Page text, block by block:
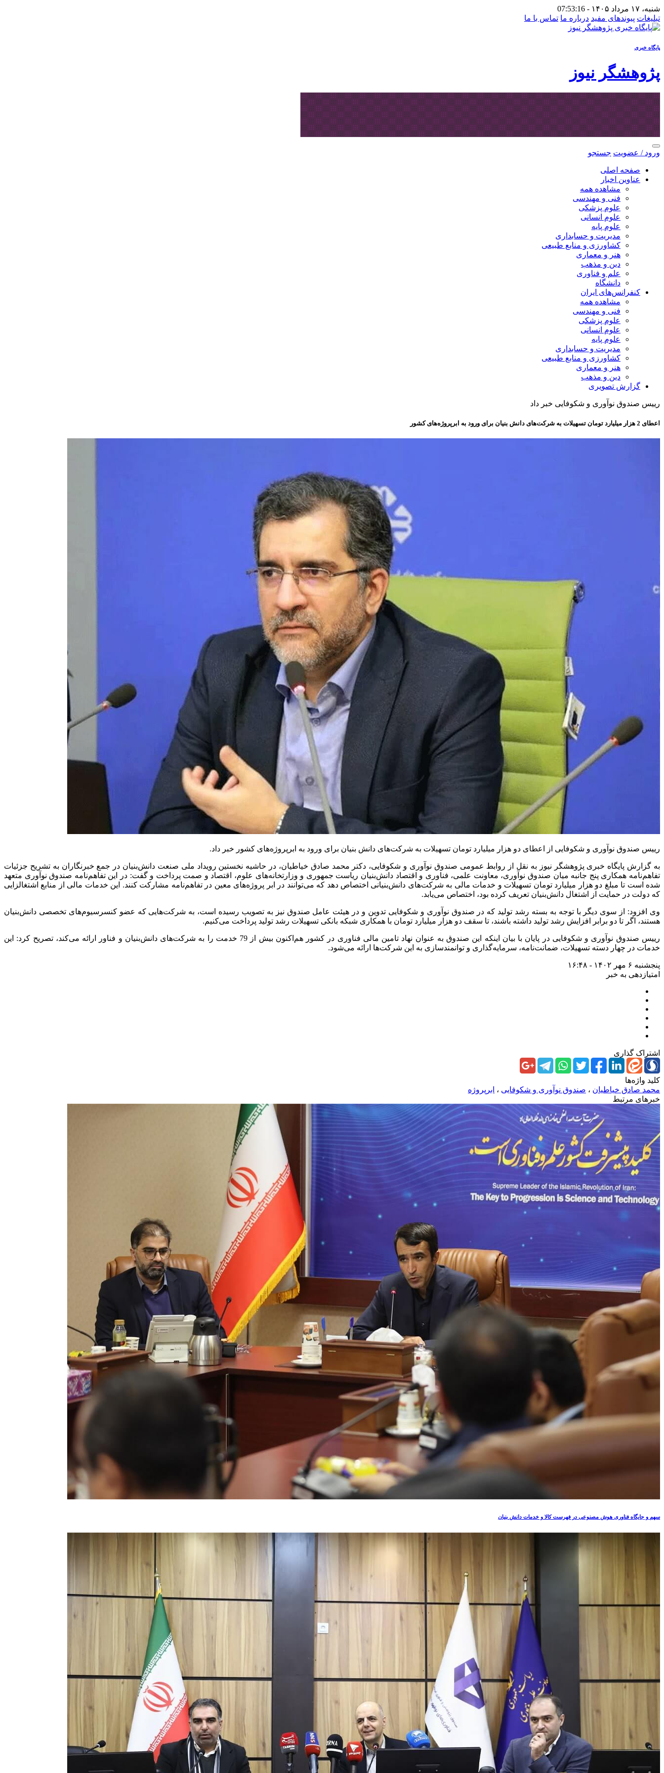
شنبه، ۱۷ مرداد ۱۴۰۵ -
07:53:16
تبلیغات پیوندهای مفید درباره ما تماس با ما
پایگاه خبری
پژوهشگر نیوز
ورود / عضویت جستجو
صفحه اصلی
عناوین اخبار
مشاهده همه
فنی و مهندسی
علوم پزشکی
علوم انسانی
علوم پایه
مدیریت و حسابداری
کشاورزی و منابع طبیعی
هنر و معماری
دین و مذهب
علم و فناوری
دانشگاه
کنفرانس‌های ایران
مشاهده همه
فنی و مهندسی
علوم پزشکی
علوم انسانی
علوم پایه
مدیریت و حسابداری
کشاورزی و منابع طبیعی
هنر و معماری
دین و مذهب
گزارش تصویری
رییس صندوق نوآوری و شکوفایی خبر داد
اعطای 2 هزار میلیارد تومان تسهیلات به شرکت‌های دانش بنیان برای ورود به ابرپروژه‌های کشور
رییس صندوق نوآوری و شکوفایی از اعطای دو هزار میلیارد تومان تسهیلات به شرکت‌های دانش بنیان برای ورود به ابرپروژه‌های کشور خبر داد.
به گزارش پایگاه خبری پژوهشگر نیوز به نقل از روابط عمومی صندوق نوآوری و شکوفایی، دکتر محمد صادق خیاطیان، در حاشیه نخستین رویداد ملی صنعت دانش‌بنیان در جمع خبرنگاران به تشریح جزئیات
تفاهم‌نامه همکاری پنج جانبه میان صندوق نوآوری، معاونت علمی، فناوری و اقتصاد دانش‌بنیان ریاست جمهوری و وزارتخانه‌های علوم، اقتصاد و صمت پرداخت و گفت: در این تفاهم‌نامه صندوق نوآوری متعهد
شده است تا مبلغ دو هزار میلیارد تومان تسهیلات و خدمات مالی به شرکت‌های دانش‌بنیانی اختصاص دهد که می‌توانند در ابر پروژه‌های معین در تفاهم‌نامه مشارکت کنند. این خدمات مالی از منابع اشتغالزایی
که دولت در حمایت از اشتغال دانش‌بنیان تعریف کرده بود، اختصاص می‌یابد.
وی افزود: از سوی دیگر با توجه به بسته رشد تولید که در صندوق نوآوری و شکوفایی تدوین و در هیئت عامل صندوق نیز به تصویب رسیده است، به شرکت‌هایی که عضو کنسرسیوم‌های تخصصی دانش‌بنیان
هستند، اگر تا دو برابر افزایش رشد تولید داشته باشند، تا سقف دو هزار میلیارد تومان با همکاری شبکه بانکی تسهیلات رشد تولید پرداخت می‌کنیم.
رییس صندوق نوآوری و شکوفایی در پایان با بیان اینکه این صندوق به عنوان نهاد تامین مالی فناوری در کشور هم‌اکنون بیش از 79 خدمت را به شرکت‌های دانش‌بنیان و فناور ارائه می‌کند، تصریح کرد: این
خدمات در چهار دسته تسهیلات، ضمانت‌نامه، سرمایه‌گذاری و توانمندسازی به این شرکت‌ها ارائه می‌شود.
پنجشنبه ۶ مهر ۱۴۰۲ - ۱۶:۴۸
امتیازدهی به خبر
اشتراک گذاری
کلید واژه‌ها
محمد صادق خیاطیان ، صندوق نوآوری و شکوفایی ، ابرپروژه
خبرهای مرتبط
سهم و جایگاه فناوری‌ هوش مصنوعی در فهرست کالا و خدمات دانش بنیان